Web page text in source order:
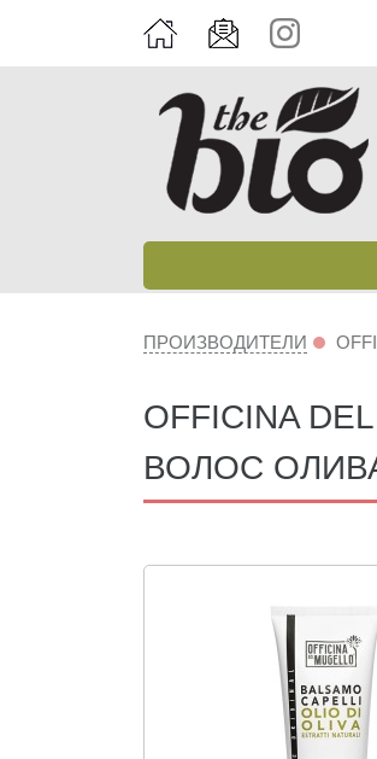
ПРОИЗВОДИТЕЛИ
OFFICINA
ВОЛОС